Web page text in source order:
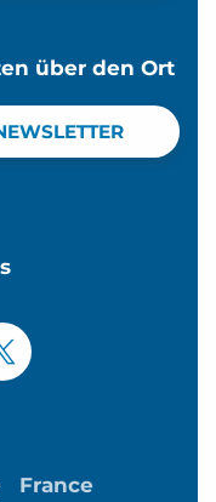
über den Ort
France